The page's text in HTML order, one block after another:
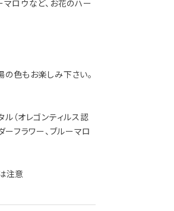
ロウなど、お花のハー
色もお楽しみ下さい。
（オレゴンティルス認
ーフラワー、ブルーマロ
注意